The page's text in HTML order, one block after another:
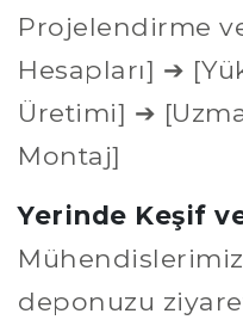
Projelendirme
Hesapları] ➔
Üretimi] ➔
Montaj]
Yerinde Keşif
Mühendislerimiz
deponuzu